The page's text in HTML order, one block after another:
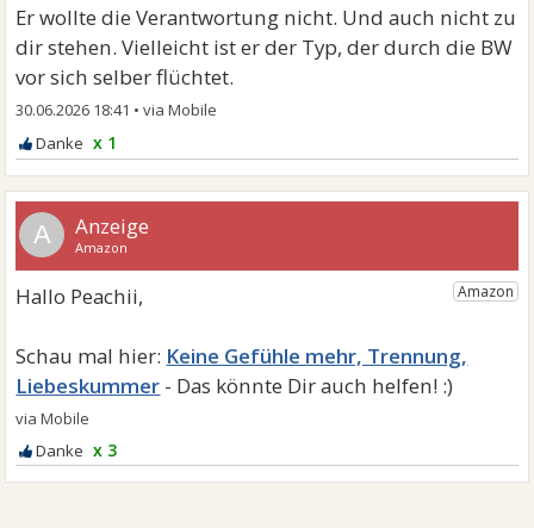
Er wollte die Verantwortung nicht. Und auch nicht zu
dir stehen. Vielleicht ist er der Typ, der durch die BW
vor sich selber flüchtet.
30.06.2026 18:41 •
x 1
A
Keine Gefühle mehr, Trennung,
Liebeskummer
x 3